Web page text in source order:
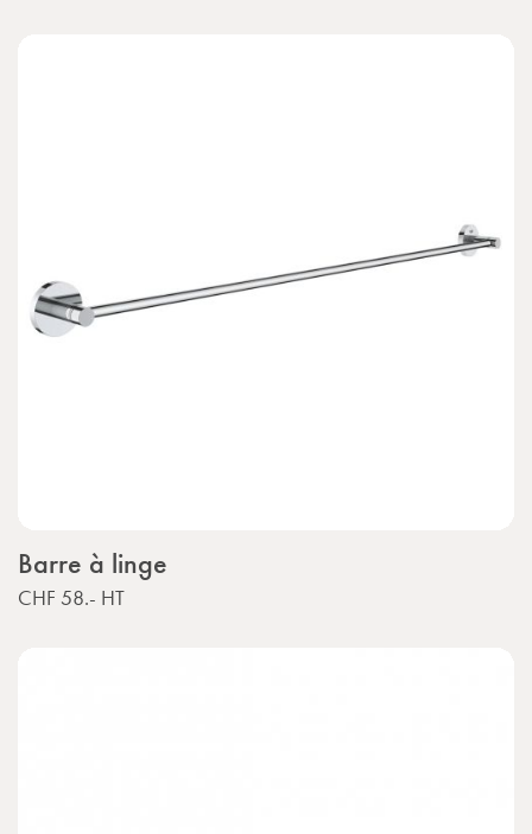
Barre à linge
CHF 58.- HT